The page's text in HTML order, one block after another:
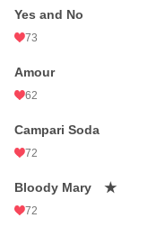
Yes and No
73
Amour
62
Campari Soda
72
Bloody Mary ★
72